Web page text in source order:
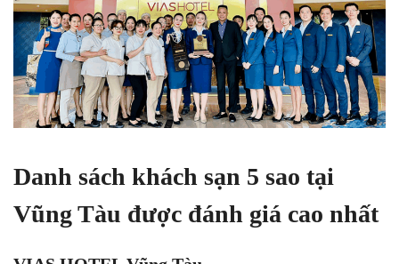
Danh sách khách sạn 5 sao tại
Vũng Tàu được đánh giá cao nhất